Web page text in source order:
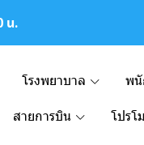
น.
โรงพยาบาล พนั
สายการบิน โปรโ